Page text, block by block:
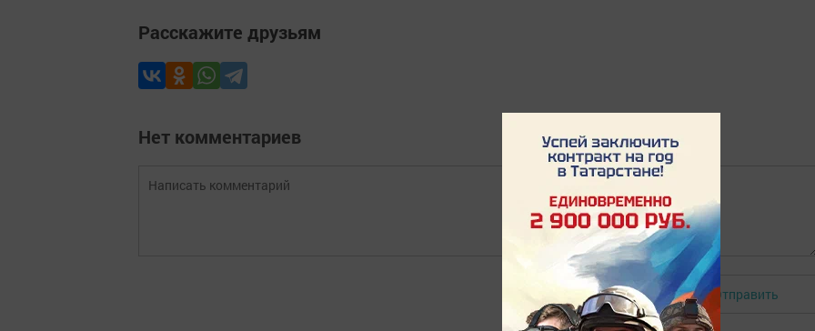
Расскажите друзьям
Нет комментариев
Авторизоваться Отправить